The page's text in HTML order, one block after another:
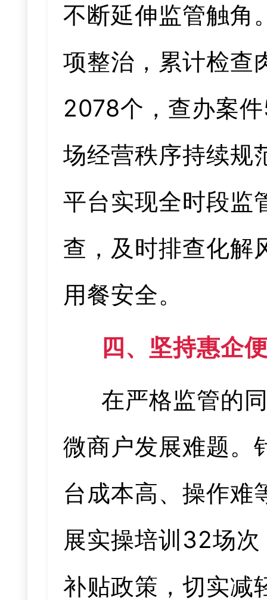
不断延伸监管触角
项整治，累计检查
2078个，查办案
场经营秩序持续规
平台实现全时段监
查，及时排查化解
用餐安全。
四、坚持惠企
在严格监管的
微商户发展难题。
台成本高、操作难
展实操培训32场
补贴政策，切实减